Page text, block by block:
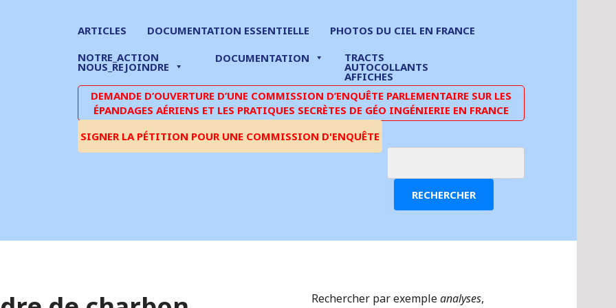
ARTICLES DOCUMENTATION ESSENTIELLE
PHOTOS DU CIEL EN FRANCE
NOTRE_ACTION
NOUS_REJOINDRE
DOCUMENTATION TRACTS
AUTOCOLLANTS
AFFICHES
DEMANDE D’OUVERTURE D’UNE COMMISSION D’ENQUÊTE PARLEMENTAIRE SUR LES
ÉPANDAGES AÉRIENS ET LES PRATIQUES SECRÈTES DE GÉO INGÉNIERIE EN FRANCE
SIGNER LA PÉTITION POUR UNE COMMISSION D'ENQUÊTE
RECHERCHER
Rechercher par exempleanalyses,